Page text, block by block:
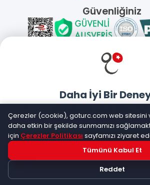
Güvenliğiniz
Sosyal Medya
Mobil
©2026Goturc – Her Zaman Daha
Daha İyi Bir
Goturc mobil uygulamasıyla daha hızlı
yapın
Hemen Dene!
Uygulama yüklüyse açılacak, değilse
Çerezler (cookie), goturc.com web sitesini
daha etkin bir şekilde sunmamızı
için Çerezler Politikası sayfamızı ziyaret
Tümünü Kabul Et
Reddet